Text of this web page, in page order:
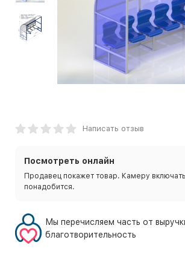
Написать отзыв
Посмотреть онлайн
Продавец покажет товар. Камеру
понадобится.
Мы перечисляем часть от
благотворительность